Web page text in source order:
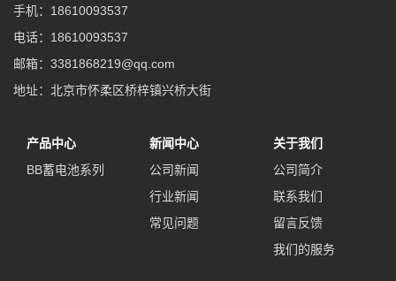
手机：18610093537
电话：18610093537
邮箱：3381868219@qq.com
地址：北京市怀柔区桥梓镇兴桥大街
产品中心
BB蓄电池系列
新闻中心
公司新闻
行业新闻
常见问题
关于我们
公司简介
联系我们
留言反馈
我们的服务